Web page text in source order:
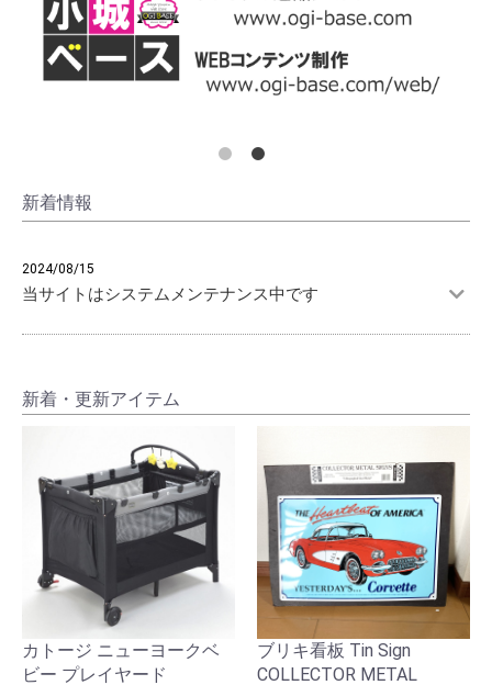
新着情報
2024/08/15
当サイトはシステムメンテナンス中です
新着・更新アイテム
カトージ ニューヨークベ
ビー プレイヤード
ブリキ看板 Tin Sign
COLLECTOR METAL